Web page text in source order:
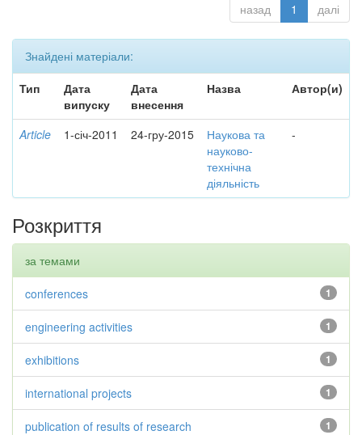
назад 1 далі
Знайдені матеріали:
Тип
Дата
випуску
Дата
внесення
Назва Автор(и)
Article 1-січ-2011 24-гру-2015
Наукова та
науково-
технічна
діяльність
-
Розкриття
за темами
1
conferences
1
engineering activities
1
exhibitions
1
international projects
1
publication of results of research